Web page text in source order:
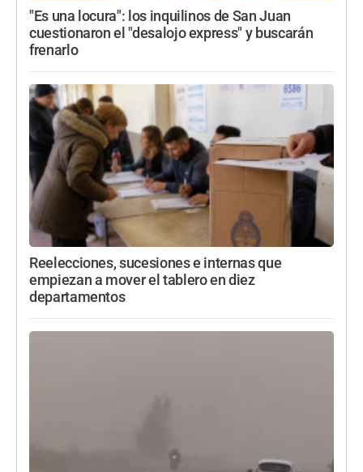
"Es una locura": los inquilinos de San Juan
cuestionaron el "desalojo express" y buscarán
frenarlo
Reelecciones, sucesiones e internas que
empiezan a mover el tablero en diez
departamentos